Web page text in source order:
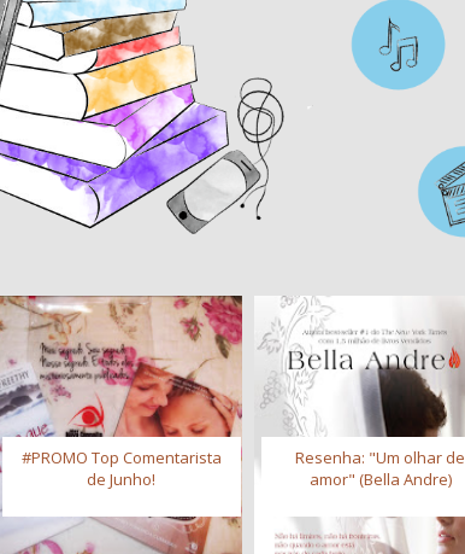
#PROMO Top Comentarista
de Junho!
Resenha: "Um olhar de
amor" (Bella Andre)